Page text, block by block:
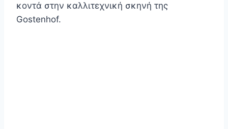
κοντά στην καλλιτεχνική σκηνή της
Gostenhof.